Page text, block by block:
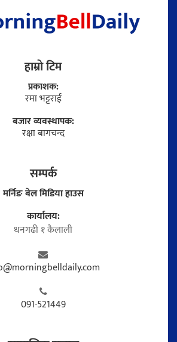
हाम्राे टिम
प्रकाशक:
रमा भट्टराई
बजार व्यवस्थापक:
रक्षा बागचन्द
सम्पर्क
मर्निङ बेल मिडिया हाउस
कार्यालय:
धनगढी १ कैलाली
091-521449